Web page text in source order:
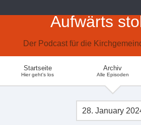
Aufwärts
Der Podcast für die
Startseite
Hier geht's los
Archiv
Alle Episoden
28. January